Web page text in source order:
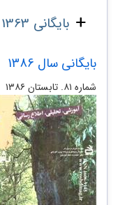
بایگانی 1363
بایگانی سال 1386
شماره ۸۱. تابستان ۱۳۸۶